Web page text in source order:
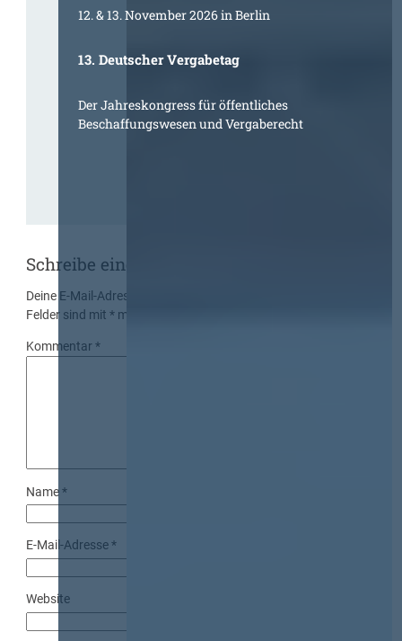
12. & 13. November 2026 in Berlin
13. Deutscher Vergabetag
Der Jahreskongress für öffentliches
Beschaffungswesen und Vergaberecht
Schreibe einen Kommentar
Deine E-Mail-Adresse wird nicht veröffentlicht.
Felder sind mit* markiert
Kommentar*
Name*
E-Mail-Adresse*
Website